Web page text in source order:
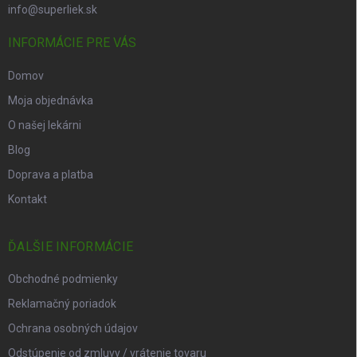
info@superliek.sk
INFORMÁCIE PRE VÁS
Domov
Moja objednávka
O našej lekárni
Blog
Doprava a platba
Kontakt
ĎALŠIE INFORMÁCIE
Obchodné podmienky
Reklamačný poriadok
Ochrana osobných údajov
Odstúpenie od zmluvy / vrátenie tovaru